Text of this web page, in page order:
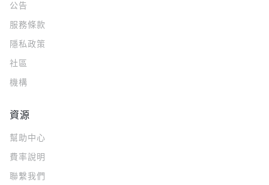
公告
服務條款
隱私政策
社區
機構
資源
幫助中心
費率說明
聯繫我們